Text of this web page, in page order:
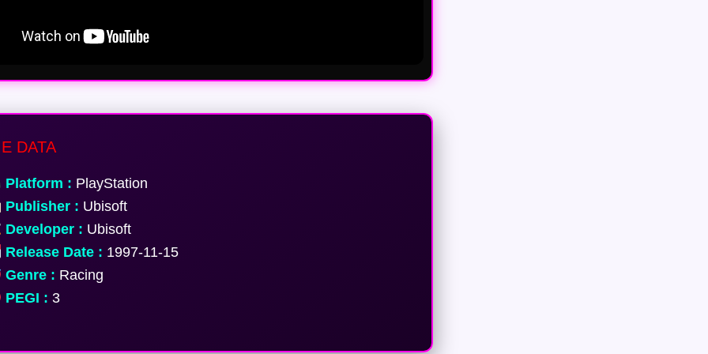
DATA
Platform : PlayStation
Publisher : Ubisoft
Developer : Ubisoft
Release Date : 1997-11-15
Genre : Racing
PEGI : 3